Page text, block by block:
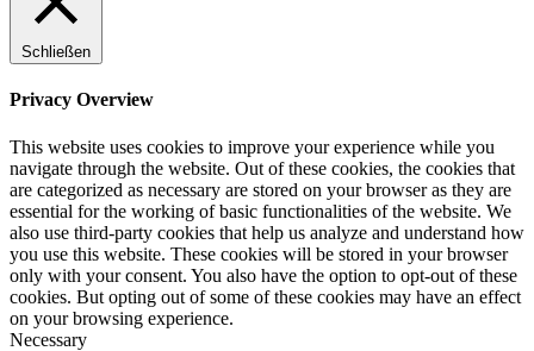
Schließen
Privacy Overview
This website uses cookies to improve your experience while you
navigate through the website. Out of these cookies, the cookies that
are categorized as necessary are stored on your browser as they are
essential for the working of basic functionalities of the website. We
also use third-party cookies that help us analyze and understand how
you use this website. These cookies will be stored in your browser
only with your consent. You also have the option to opt-out of these
cookies. But opting out of some of these cookies may have an effect
on your browsing experience.
Necessary